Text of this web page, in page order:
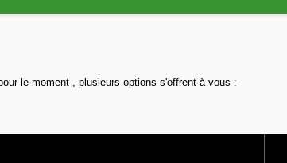
le moment , plusieurs options s'offrent à vous :